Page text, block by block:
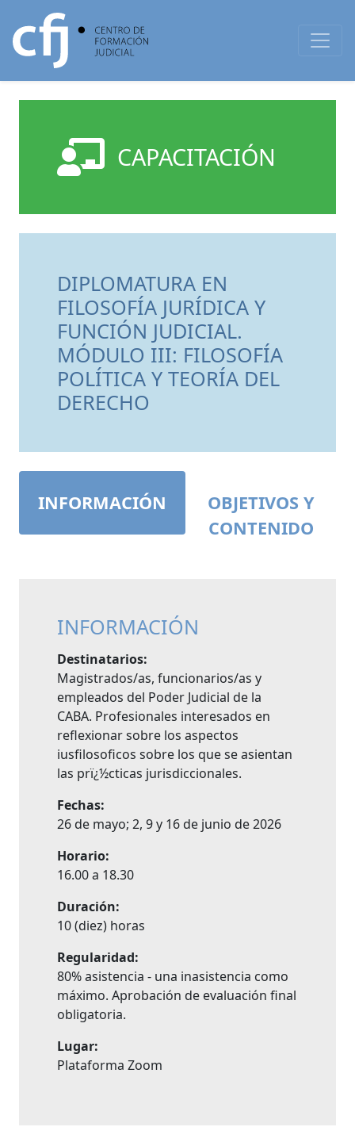
CAPACITACIÓN
DIPLOMATURA EN
FILOSOFÍA JURÍDICA Y
FUNCIÓN JUDICIAL.
MÓDULO III: FILOSOFÍA
POLÍTICA Y TEORÍA DEL
DERECHO
INFORMACIÓN
OBJETIVOS Y
CONTENIDO
INFORMACIÓN
Destinatarios:
Magistrados/as, funcionarios/as y
empleados del Poder Judicial de la
CABA. Profesionales interesados en
reflexionar sobre los aspectos
iusfilosoficos sobre los que se asientan
las prï¿½cticas jurisdiccionales.
Fechas:
26 de mayo; 2, 9 y 16 de junio de 2026
Horario:
16.00 a 18.30
Duración:
10 (diez) horas
Regularidad:
80% asistencia - una inasistencia como
máximo. Aprobación de evaluación final
obligatoria.
Lugar:
Plataforma Zoom